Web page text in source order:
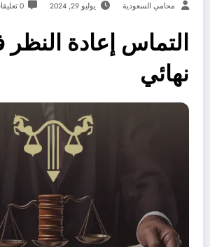
محامي السعودية يوليو 29, 2024 0 تعليقات
التماس إعادة
نهائي